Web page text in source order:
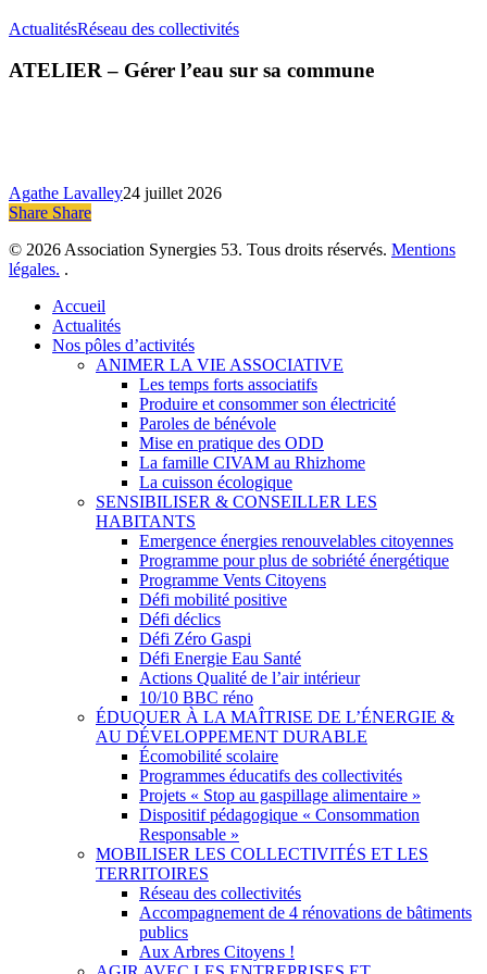
ActualitésRéseau des collectivitésATELIER
Gérer
ATELIER – Gérer l’eau sur sa commune
Agathe Lavalley24 juillet 2026
Share
Share Share
© 2026 Association Synergies 53. Tous droits réservés. Mentions
légales. .
Close
Menu
Accueil
Actualités
Nos pôles d’activités
ANIMER LA VIE ASSOCIATIVE
Les temps forts associatifs
Produire et consommer son électricité
Paroles de bénévole
Mise en pratique des ODD
La famille CIVAM au Rhizhome
La cuisson écologique
SENSIBILISER & CONSEILLER LES
HABITANTS
Emergence énergies renouvelables citoyennes
Programme pour plus de sobriété énergétique
Programme Vents Citoyens
Défi mobilité positive
Défi déclics
Défi Zéro Gaspi
Défi Energie Eau Santé
Actions Qualité de l’air intérieur
10/10 BBC réno
ÉDUQUER À LA MAÎTRISE DE L’ÉNERGIE &
AU DÉVELOPPEMENT DURABLE
Écomobilité scolaire
Programmes éducatifs des collectivités
Projets « Stop au gaspillage alimentaire »
Dispositif pédagogique « Consommation
Responsable »
MOBILISER LES COLLECTIVITÉS ET LES
TERRITOIRES
Réseau des collectivités
Accompagnement de 4 rénovations de bâtiments
publics
Aux Arbres Citoyens !